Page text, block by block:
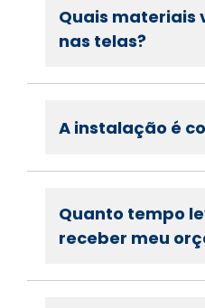
Quais materiais
nas telas?
A instalação é
Quanto tempo
receber meu